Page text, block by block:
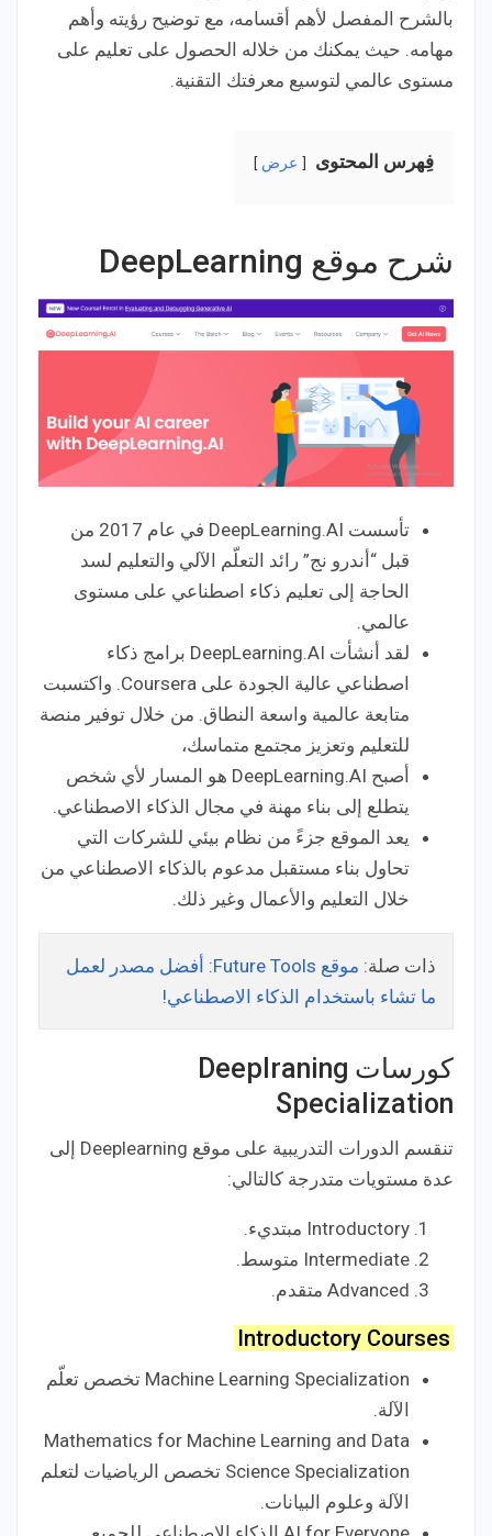
بالشرح المفصل لأهم أقسامه، مع توضيح رؤيته وأهم
مهامه. حيث يمكنك من خلاله الحصول على تعليم على
مستوى عالمي لتوسيع معرفتك التقنية.
فِهرس المحتوى عرض
شرح موقع DeepLearning
تأسست DeepLearning.AI في عام 2017 من
قبل “أندرو نج” رائد التعلّم الآلي والتعليم لسد
الحاجة إلى تعليم ذكاء اصطناعي على مستوى
عالمي.
لقد أنشأت DeepLearning.AI برامج ذكاء
اصطناعي عالية الجودة على Coursera. واكتسبت
متابعة عالمية واسعة النطاق. من خلال توفير منصة
للتعليم وتعزيز مجتمع متماسك،
أصبح DeepLearning.AI هو المسار لأي شخص
يتطلع إلى بناء مهنة في مجال الذكاء الاصطناعي.
يعد الموقع جزءً من نظام بيئي للشركات التي
تحاول بناء مستقبل مدعوم بالذكاء الاصطناعي من
خلال التعليم والأعمال وغير ذلك.
ذات صلة:
موقع Future Tools: أفضل مصدر لعمل
ما تشاء باستخدام الذكاء الاصطناعي!
كورسات Deeplraning
Specialization
تنقسم الدورات التدريبية على موقع Deeplearning إلى
عدة مستويات متدرجة كالتالي:
Introductory مبتديء.
Intermediate متوسط.
Advanced متقدم.
Introductory Courses
Machine Learning Specialization تخصص تعلّم
الآلة.
Mathematics for Machine Learning and Data
Science Specialization تخصص الرياضيات لتعلم
الآلة وعلوم البيانات.